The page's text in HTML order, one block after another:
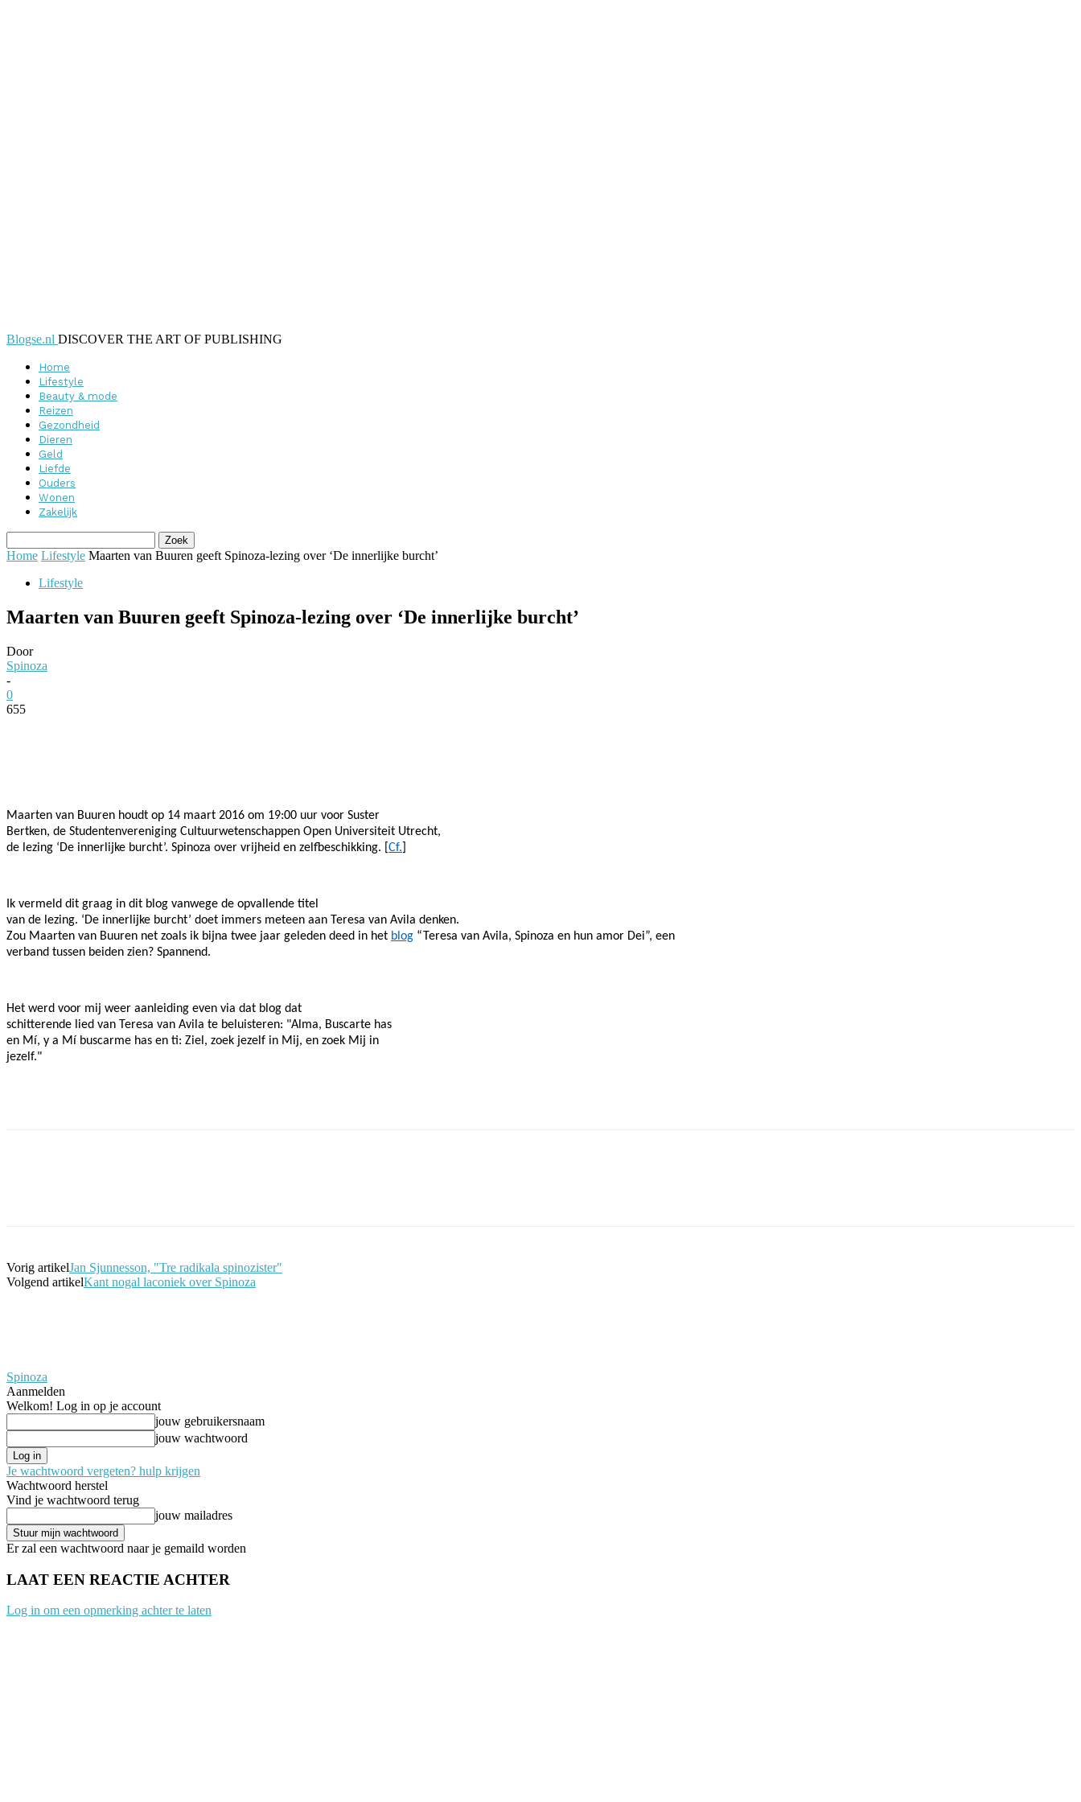
Blogse.nl DISCOVER THE ART OF PUBLISHING
Home
Lifestyle
Beauty & mode
Reizen
Gezondheid
Dieren
Geld
Liefde
Ouders
Wonen
Zakelijk
Home Lifestyle Maarten van Buuren geeft Spinoza-lezing over ‘De innerlijke burcht’
Lifestyle
Maarten van Buuren geeft Spinoza-lezing over ‘De innerlijke burcht’
Door
Spinoza
-
0
655
Maarten van Buuren houdt op 14 maart 2016 om 19:00 uur voor Suster
Bertken, de Studentenvereniging Cultuurwetenschappen Open Universiteit Utrecht,
de lezing ‘De innerlijke burcht’. Spinoza over vrijheid en zelfbeschikking. [ Cf.
Ik vermeld dit graag in dit blog vanwege de opvallende titel
van de lezing. ‘De innerlijke burcht’ doet immers meteen aan Teresa van Avila denken.
Zou Maarten van Buuren net zoals ik bijna twee jaar geleden deed in het blog “Teresa van Avila, Spinoza en hun amor Dei”, een
verband tussen beiden zien? Spannend.
Het werd voor mij weer aanleiding even via dat blog dat
schitterende lied van Teresa van Avila te beluisteren: "Alma, Buscarte has
en Mí, y a Mí buscarme has en ti: Ziel, zoek jezelf in Mij, en zoek Mij in
jezelf."
Vorig artikelJan Sjunnesson, "Tre radikala spinozister"
Volgend artikelKant nogal laconiek over Spinoza
Spinoza
Aanmelden
Welkom! Log in op je account
jouw gebruikersnaam
jouw wachtwoord
Je wachtwoord vergeten? hulp krijgen
Wachtwoord herstel
Vind je wachtwoord terug
jouw mailadres
Er zal een wachtwoord naar je gemaild worden
LAAT EEN REACTIE ACHTER
Log in om een opmerking achter te laten